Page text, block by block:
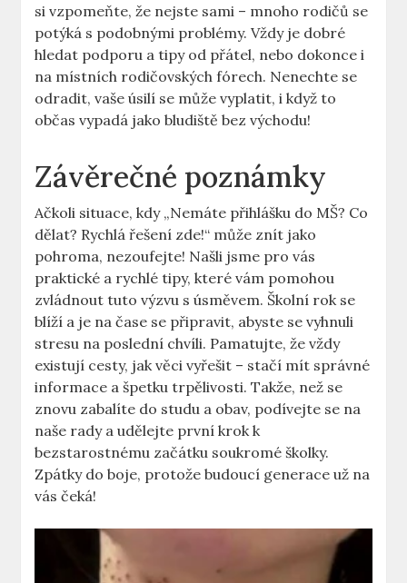
si vzpomeňte, že nejste sami – mnoho rodičů se
potýká s podobnými problémy. Vždy je ⁤dobré
hledat podporu a tipy od přátel, nebo dokonce i
na‌ místních⁣ rodičovských fórech. Nenechte ​se
odradit, vaše úsilí​ se může vyplatit, i když to
občas vypadá jako⁢ bludiště bez východu!
Závěrečné‌ poznámky
Ačkoli situace, kdy „Nemáte přihlášku do MŠ? Co
dělat? Rychlá řešení zde!“ může znít jako
pohroma, nezoufejte! Našli jsme pro vás
praktické⁢ a rychlé‌ tipy, které vám pomohou
zvládnout tuto výzvu⁤ s úsměvem. Školní rok se
blíží a je na čase se⁣ připravit, abyste se vyhnuli
stresu⁢ na ‌poslední chvíli. Pamatujte, že vždy
existují cesty, jak věci vyřešit⁣ –‍ stačí mít správné⁢
informace a špetku‌ trpělivosti.⁤ Takže, než se
znovu zabalíte do ‍studu a obav, podívejte se⁣ na
naše rady a udělejte první krok k
bezstarostnému začátku soukromé školky.
Zpátky do boje, protože budoucí ‌generace‌ už​ na
vás čeká!